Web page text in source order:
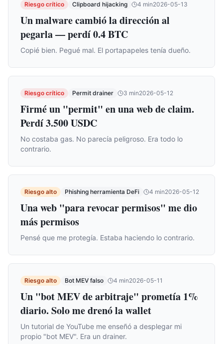
Riesgo crítico Clipboard hijacking 4 min2026-05-13
Un malware cambió la dirección al
pegarla — perdí 0.4 BTC
Copié bien. Pegué mal. El portapapeles tenía dueño.
Riesgo crítico Permit drainer 3 min2026-05-12
Firmé un "permit" en una web de claim.
Perdí 3.500 USDC
No costaba gas. No parecía peligroso. Era todo lo
contrario.
Riesgo alto Phishing herramienta DeFi 4 min2026-05-12
Una web "para revocar permisos" me dio
más permisos
Pensé que me protegía. Estaba haciendo lo contrario.
Riesgo alto Bot MEV falso 4 min2026-05-11
Un "bot MEV de arbitraje" prometía 1%
diario. Solo me drenó la wallet
Un tutorial de YouTube me enseñó a desplegar mi
propio "bot MEV". Era un drainer.